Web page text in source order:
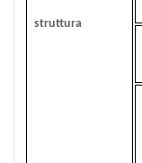
struttura